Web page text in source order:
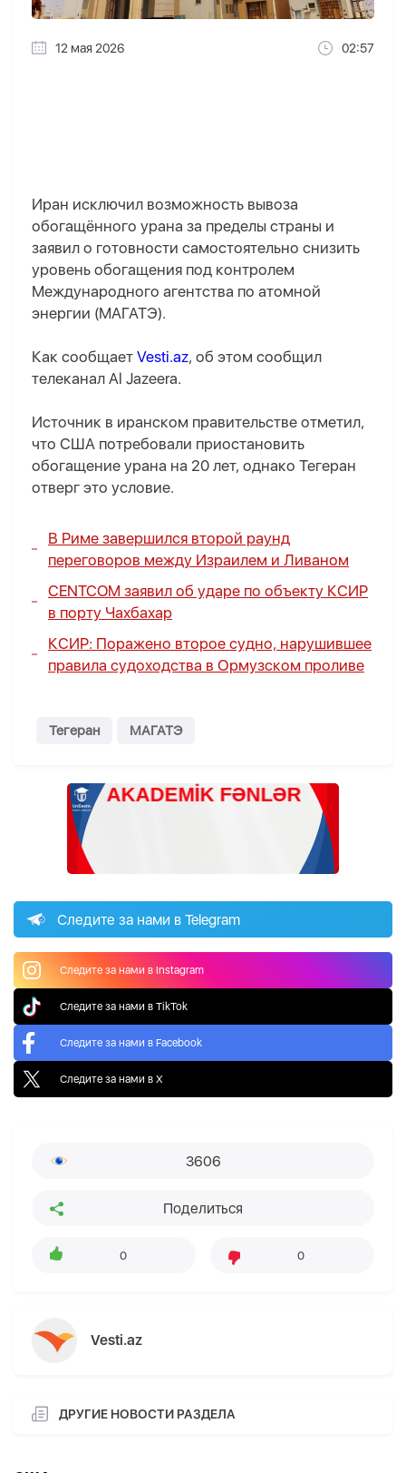
12 мая 2026 02:57
Иран исключил возможность вывоза
обогащённого урана за пределы страны и
заявил о готовности самостоятельно снизить
уровень обогащения под контролем
Международного агентства по атомной
энергии (МАГАТЭ).
Как сообщает Vesti.az, об этом сообщил
телеканал Al Jazeera.
Источник в иранском правительстве отметил,
что США потребовали приостановить
обогащение урана на 20 лет, однако Тегеран
отверг это условие.
В Риме завершился второй раунд
переговоров между Израилем и Ливаном
CENTCOM заявил об ударе по объекту КСИР
в порту Чахбахар
КСИР: Поражено второе судно, нарушившее
правила судоходства в Ормузском проливе
Тегеран МАГАТЭ
Следите за нами в Telegram
Следите за нами в Instagram
Следите за нами в TikTok
Следите за нами в Facebook
Следите за нами в X
3606
Поделиться
0 0
Vesti.az
ДРУГИЕ НОВОСТИ РАЗДЕЛА